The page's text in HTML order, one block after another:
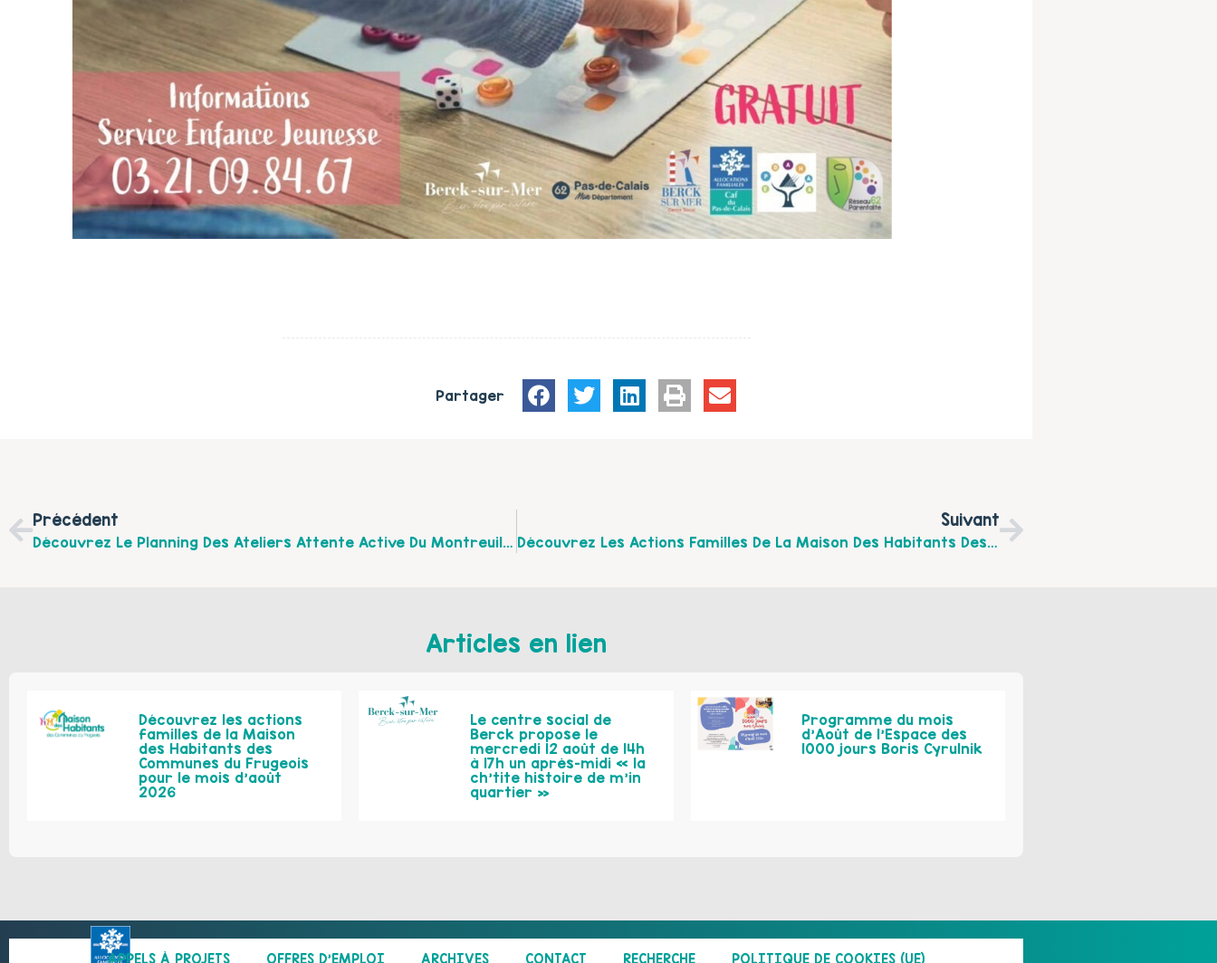
Partager
Précédent
Découvrez Le Planning Des Ateliers Attente Active Du Montreuillois Pour Le Mois De Juin 2024
Suivant
Découvrez Les Actions Familles De La Maison Des Habitants Des Communes Du Frugeois Pour Le Mois De Juillet
Articles en lien
Découvrez les actions
familles de la Maison
des Habitants des
Communes du Frugeois
pour le mois d’août
2026
Le centre social de
Berck propose le
mercredi 12 août de 14h
à 17h un après-midi « la
ch’tite histoire de m’in
quartier »
Programme du mois
d’Août de l’Espace des
1000 jours Boris Cyrulnik
APPELS À PROJETS OFFRES D’EMPLOI ARCHIVES CONTACT RECHERCHE POLITIQUE DE COOKIES (UE)